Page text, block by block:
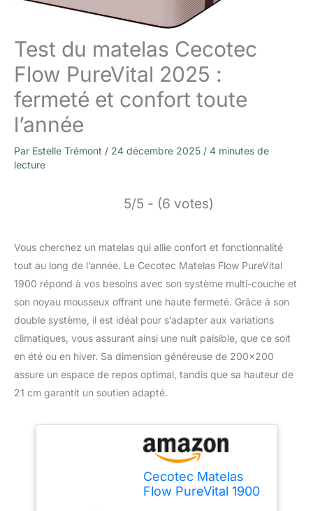
Test du matelas Cecotec
Flow PureVital 2025 :
fermeté et confort toute
l’année
Par Estelle Trémont / 24 décembre 2025 / 4 minutes de
lecture
5/5 - (6 votes)
Vous cherchez un matelas qui allie confort et fonctionnalité
tout au long de l’année. Le Cecotec Matelas Flow PureVital
1900 répond à vos besoins avec son système multi-couche et
son noyau mousseux offrant une haute fermeté. Grâce à son
double système, il est idéal pour s’adapter aux variations
climatiques, vous assurant ainsi une nuit paisible, que ce soit
en été ou en hiver. Sa dimension généreuse de 200×200
assure un espace de repos optimal, tandis que sa hauteur de
21 cm garantit un soutien adapté.
Cecotec Matelas
Flow PureVital 1900